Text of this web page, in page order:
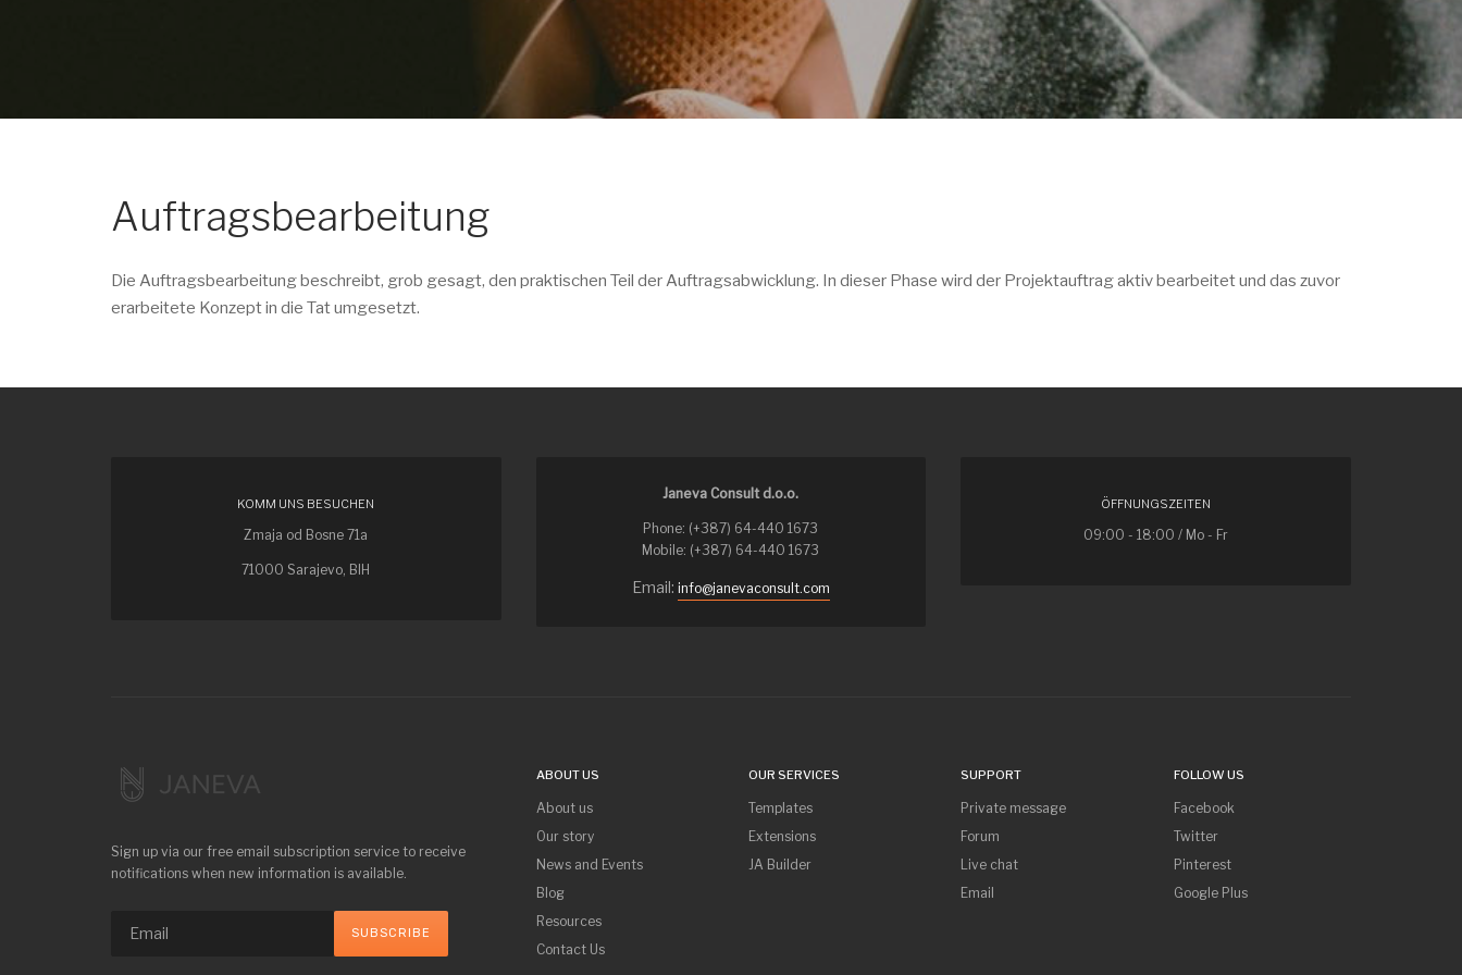
Auftragsbearbeitung
Die Auftragsbearbeitung beschreibt, grob gesagt, den praktischen Teil der Auftragsabwicklung. In dieser Phase wird der Projektauftrag aktiv bearbeitet und das zuvor
erarbeitete Konzept in die Tat umgesetzt.
KOMM UNS BESUCHEN
Zmaja od Bosne 71a
71000 Sarajevo, BIH
Janeva Consult d.o.o.
Phone: (+387) 64-440 1673
Mobile: (+387) 64-440 1673
Email: info@janevaconsult.com
ÖFFNUNGSZEITEN
09:00 - 18:00 / Mo - Fr
Sign up via our free email subscription service to receive
notifications when new information is available.
ABOUT US
About us
Our story
News and Events
Blog
Resources
Contact Us
OUR SERVICES
Templates
Extensions
JA Builder
SUPPORT
Private message
Forum
Live chat
Email
FOLLOW US
Facebook
Twitter
Pinterest
Google Plus